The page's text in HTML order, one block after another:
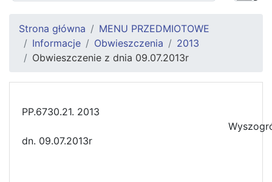
Strona główna
MENU PRZEDMIOTOWE
Informacje
Obwieszczenia
2013
Obwieszczenie z dnia 09.07.2013r
PP.6730.21. 2013
dn. 09.07.2013r